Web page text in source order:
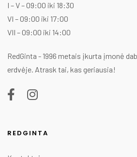
I – V – 09:00 iki 18:30
VI – 09:00 iki 17:00
VII – 09:00 iki 14:00
RedGinta - 1996 metais įkurta įmonė
erdvėje. Atrask tai, kas geriausia!
REDGINTA